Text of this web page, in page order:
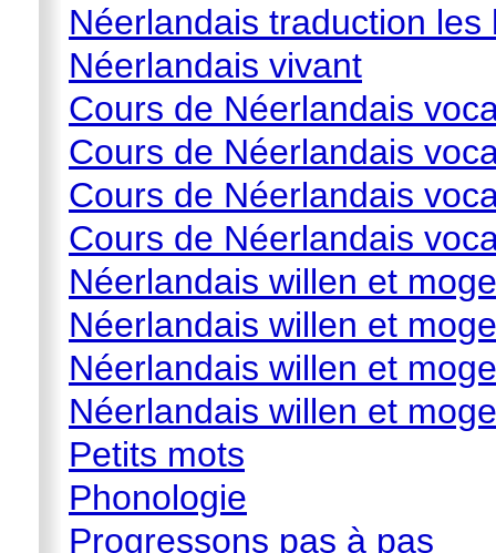
Néerlandais traduction les
Néerlandais vivant
Cours de Néerlandais
Cours de Néerlandais
Cours de Néerlandais
Cours de Néerlandais
Néerlandais willen et
Néerlandais willen et
Néerlandais willen et
Néerlandais willen et
Petits mots
Phonologie
Progressons pas à pas